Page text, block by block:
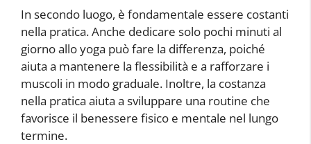
In secondo luogo, è fondamentale essere costanti
nella pratica. Anche dedicare solo pochi minuti al
giorno allo yoga può fare la differenza, poiché
aiuta a mantenere la flessibilità e a rafforzare i
muscoli in modo graduale. Inoltre, la costanza
nella pratica aiuta a sviluppare una routine che
favorisce il benessere fisico e mentale nel lungo
termine.